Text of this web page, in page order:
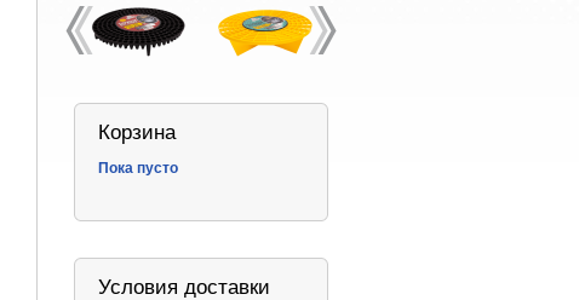
Корзина
Пока пусто
Условия доставки